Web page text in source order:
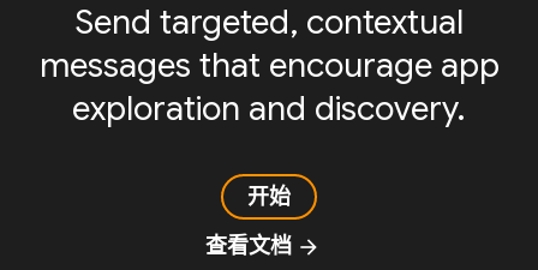
Send targeted, contextual
messages that encourage app
exploration and discovery.
开始
查看文档 arrow_forward